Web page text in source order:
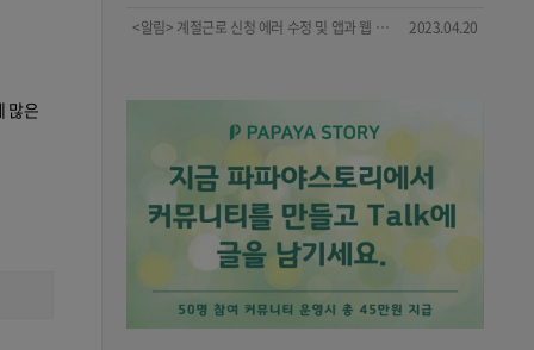
많은
<알림> 계절근로 신청 에러 수정 및 앱과 웹 메뉴 개편 안내
2023.04.20